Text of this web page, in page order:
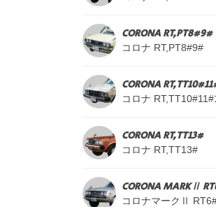
CORONA RT,PT8#9#
コロナ RT,PT8#9#
CORONA
コロナ
CORONA RT,TT13#
コロナ RT,TT13#
CORONA MARKⅡ
コロナマークⅡ